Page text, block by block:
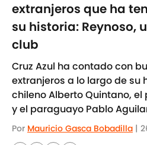
extranjeros que ha
su historia: Reynoso,
club
Cruz Azul ha contado con
extranjeros a lo largo de su
chileno Alberto Quintano, el
y el paraguayo Pablo
Por Mauricio Gasca Bobadilla |